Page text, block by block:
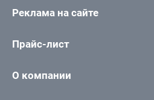
Реклама на сайте
Прайс-лист
О компании